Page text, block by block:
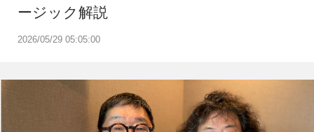
2026/05/29 05:05:00
ージック解説